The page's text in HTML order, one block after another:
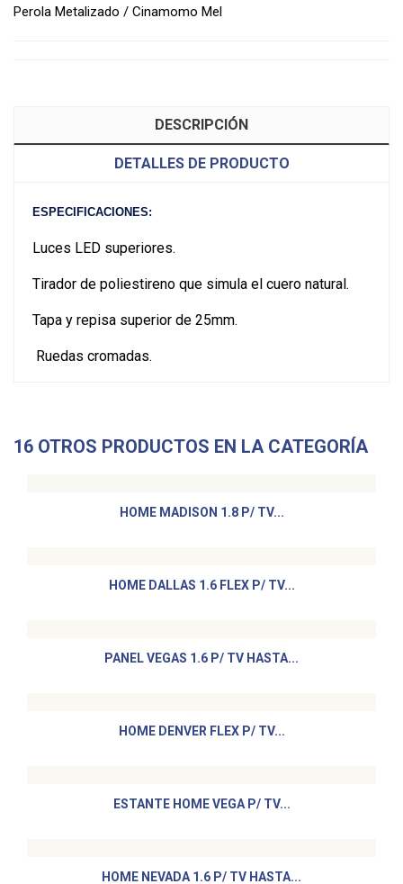
Perola Metalizado / Cinamomo Mel
DESCRIPCIÓN
DETALLES DE PRODUCTO
ESPECIFICACIONES:
Luces LED superiores.
Tirador de poliestireno que simula el cuero natural.
Tapa y repisa superior de 25mm.
Ruedas cromadas.
16 OTROS PRODUCTOS EN LA CATEGORÍA
HOME MADISON 1.8 P/ TV...
HOME DALLAS 1.6 FLEX P/ TV...
PANEL VEGAS 1.6 P/ TV HASTA...
HOME DENVER FLEX P/ TV...
ESTANTE HOME VEGA P/ TV...
HOME NEVADA 1.6 P/ TV HASTA...